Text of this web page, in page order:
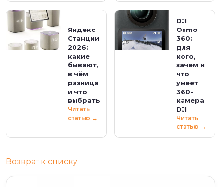
Яндекс
Станции
2026:
какие
бывают,
в чём
разница
и что
выбрать
Читать
статью →
DJI
Osmo
360:
для
кого,
зачем и
что
умеет
360-
камера
DJI
Читать
статью →
Возврат к списку